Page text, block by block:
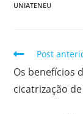
UNIATENEU
Post
Os benefícios
cicatrização